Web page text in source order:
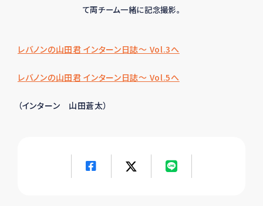
て両チーム一緒に記念撮影。
レバノンの山田君 インターン日誌～ Vol.3へ
レバノンの山田君 インターン日誌～ Vol.5へ
（インターン 山田蒼太）